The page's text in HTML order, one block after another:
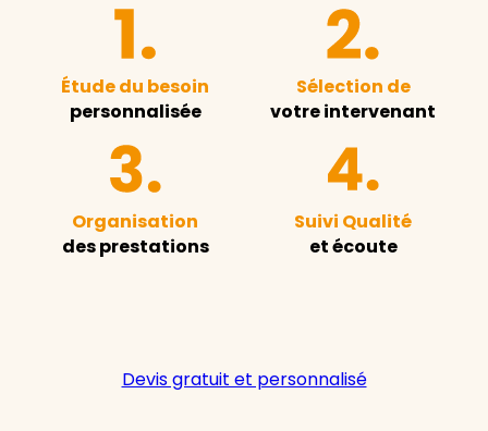
Étude du besoin
personnalisée
Sélection de
votre intervenant
Organisation
des prestations
Suivi Qualité
et écoute
Devis gratuit et personnalisé